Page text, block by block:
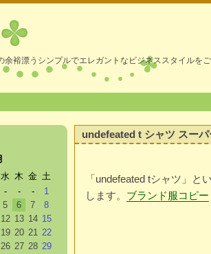
余裕漂うシンプルでエレガントなビジネススタイルを
undefeated t シャツ スー
「undefeated tシャツ」
します。 ブランド服コピー
水 木 金 土
- - -
1
5 6 7
8
12 13 14 15
19 20 21 22
26 27 28 29